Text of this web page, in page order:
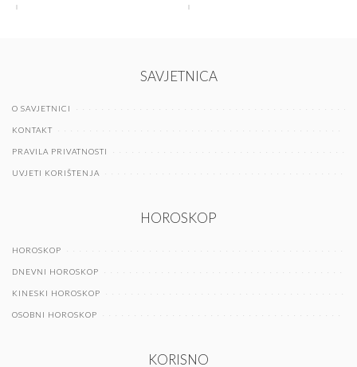
SAVJETNICA
O SAVJETNICI
KONTAKT
PRAVILA PRIVATNOSTI
UVJETI KORIŠTENJA
HOROSKOP
HOROSKOP
DNEVNI HOROSKOP
KINESKI HOROSKOP
OSOBNI HOROSKOP
KORISNO